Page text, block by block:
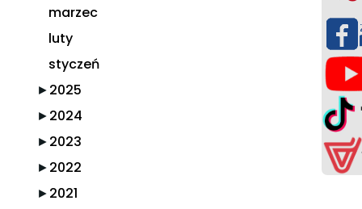
marzec
luty
styczeń
►2025
►2024
►2023
►2022
►2021